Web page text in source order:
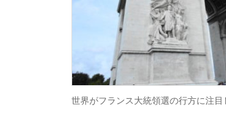
世界がフランス大統領選の行方に注目